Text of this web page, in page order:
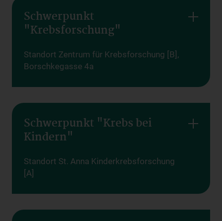
Schwerpunkt
"Krebsforschung"
Standort Zentrum für Krebsforschung [B],
Borschkegasse 4a
Schwerpunkt "Krebs bei
Kindern"
Standort St. Anna Kinderkrebsforschung
[A]